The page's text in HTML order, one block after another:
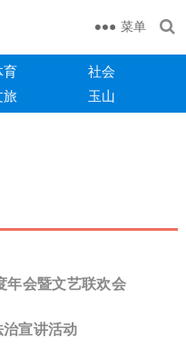
菜单
育
社会
旅 玉山
年会暨文艺联欢会
宣讲活动